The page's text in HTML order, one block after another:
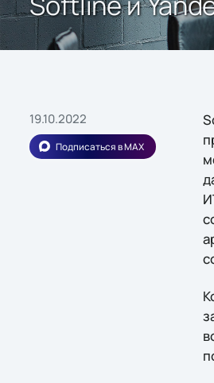
19.10.2022
Подписаться в MAX